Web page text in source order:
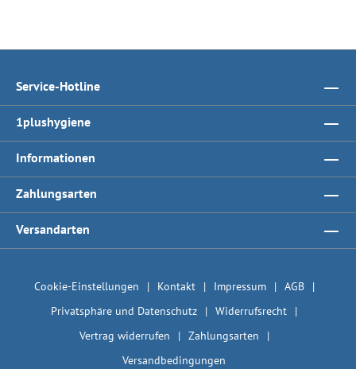
Service-Hotline
1plushygiene
Informationen
Zahlungsarten
Versandarten
Cookie-Einstellungen Kontakt Impressum
AGB
Privatsphäre und Datenschutz
Widerrufsrecht
Vertrag widerrufen
Zahlungsarten
Versandbedingungen